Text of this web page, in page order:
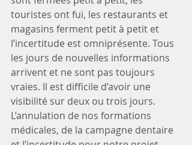
touristes ont fui, les restaurants et
magasins ferment petit à petit et
l’incertitude est omniprésente. Tous
les jours de nouvelles informations
arrivent et ne sont pas toujours
vraies. Il est difficile d’avoir une
visibilité sur deux ou trois jours.
L’annulation de nos formations
médicales, de la campagne dentaire